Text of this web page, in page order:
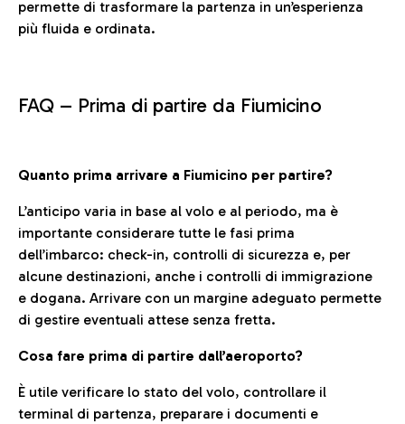
permette di trasformare la partenza in un’esperienza
più fluida e ordinata.
FAQ – Prima di partire da Fiumicino
Quanto prima arrivare a Fiumicino per partire?
L’anticipo varia in base al volo e al periodo, ma è
importante considerare tutte le fasi prima
dell’imbarco: check-in, controlli di sicurezza e, per
alcune destinazioni, anche i controlli di immigrazione
e dogana. Arrivare con un margine adeguato permette
di gestire eventuali attese senza fretta.
Cosa fare prima di partire dall’aeroporto?
È utile verificare lo stato del volo, controllare il
terminal di partenza, preparare i documenti e